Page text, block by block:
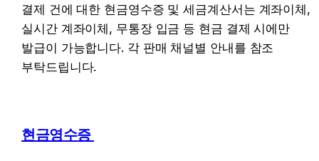
결제 건에 대한 현금영수증 및 세금계산서는 계좌이체,
실시간 계좌이체, 무통장 입금 등 현금 결제 시에만
발급이 가능합니다. 각 판매 채널별 안내를 참조
부탁드립니다.
현금영수증